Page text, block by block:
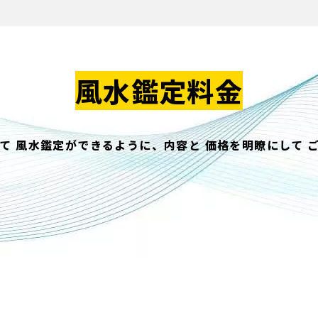
風水鑑定料金
風水鑑定ができるように、内容と 価格を明瞭にして